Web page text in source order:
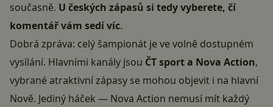
současně. U českých zápasů si tedy vyberete, čí
komentář vám sedí víc.
Dobrá zpráva: celý šampionát je ve volně dostupném
vysílání. Hlavními kanály jsou ČT sport a Nova Action,
vybrané atraktivní zápasy se mohou objevit i na hlavní
Nově. Jediný háček — Nova Action nemusí mít každý